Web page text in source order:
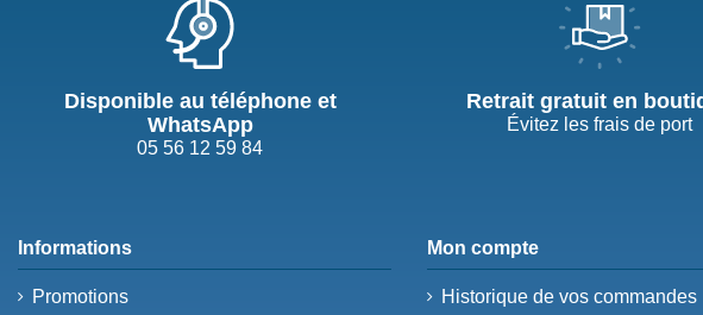
Disponible au téléphone et
WhatsApp
05 56 12 59 84
Retrait gratuit en
Évitez les frais de port
Informations
Promotions
Mon compte
Historique de vos commandes